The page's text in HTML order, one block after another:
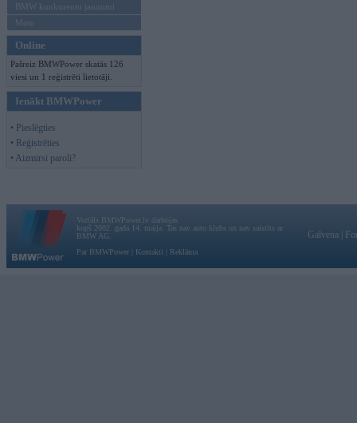
BMW konkurentu jaunumi
Moto
Online
Pašreiz BMWPower skatās 126
viesi un 1 reģistrēti lietotāji.
Ienākt BMWPower
• Pieslēgties
• Reģistrēties
• Aizmirsi paroli?
Vortāls BMWPower.lv darbojas
kopš 2002. gada 14. maija. Tas nav auto klubs un nav saistīts ar
BMW AG.
Par BMWPower
Kontakti Reklāma
Galvena